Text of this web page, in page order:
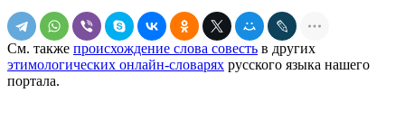
См. также происхождение слова совесть в других
этимологических онлайн-словарях русского языка нашего
портала.